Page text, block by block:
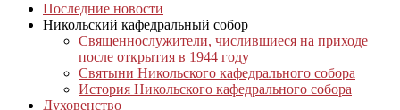
Последние новости
Никольский кафедральный собор
Священнослужители, числившиеся на приходе
после открытия в 1944 году
Святыни Никольского кафедрального собора
История Никольского кафедрального собора
Духовенство